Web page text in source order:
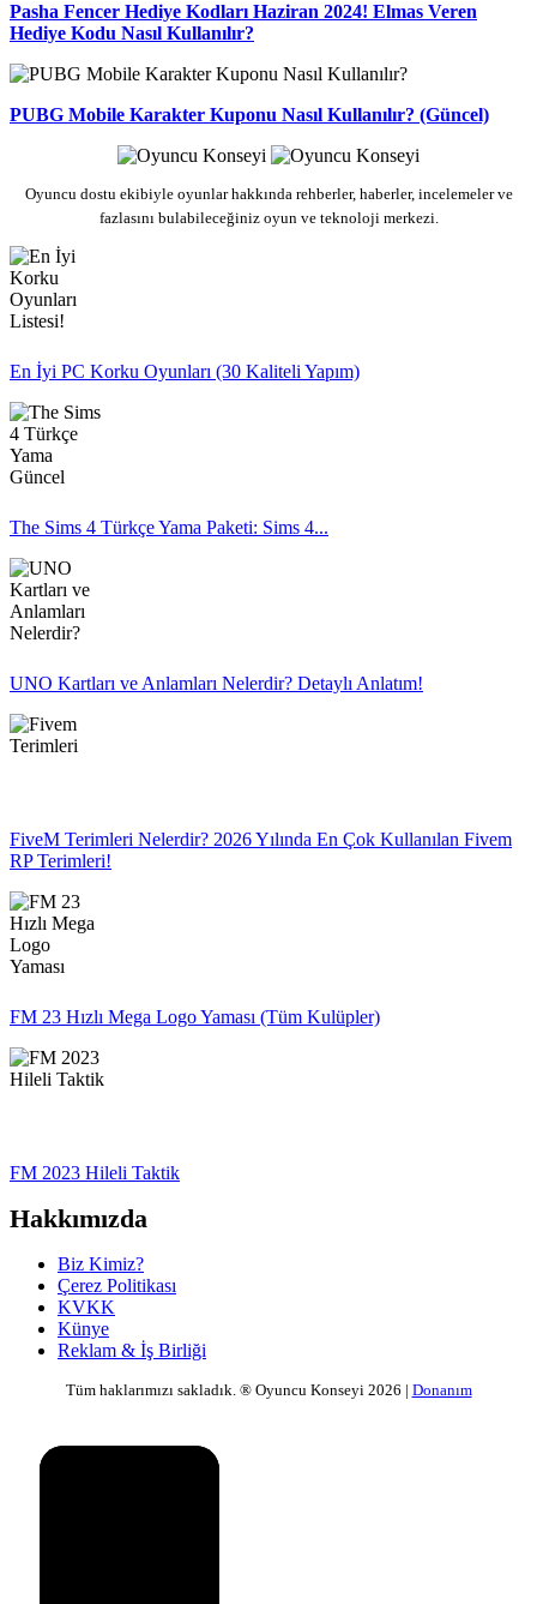
Pasha Fencer Hediye Kodları Haziran 2024! Elmas Veren
Hediye Kodu Nasıl Kullanılır?
PUBG Mobile Karakter Kuponu Nasıl Kullanılır? (Güncel)
Oyuncu dostu ekibiyle oyunlar hakkında rehberler, haberler, incelemeler ve
fazlasını bulabileceğiniz oyun ve teknoloji merkezi.
En İyi PC Korku Oyunları (30 Kaliteli Yapım)
The Sims 4 Türkçe Yama Paketi: Sims 4...
UNO Kartları ve Anlamları Nelerdir? Detaylı Anlatım!
FiveM Terimleri Nelerdir? 2026 Yılında En Çok Kullanılan Fivem
RP Terimleri!
FM 23 Hızlı Mega Logo Yaması (Tüm Kulüpler)
FM 2023 Hileli Taktik
Hakkımızda
Biz Kimiz?
Çerez Politikası
KVKK
Künye
Reklam & İş Birliği
Tüm haklarımızı sakladık. ® Oyuncu Konseyi 2026 | Donanım